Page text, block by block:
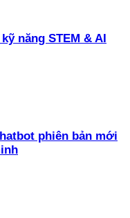
năng STEM & AI
phiên bản mới